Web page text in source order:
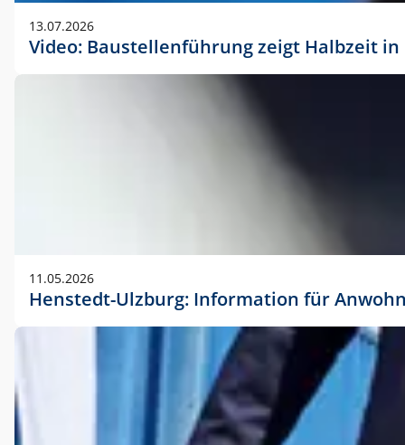
13.07.2026
Video: Baustellenführung zeigt Halbzeit
11.05.2026
Henstedt-Ulzburg: Information für